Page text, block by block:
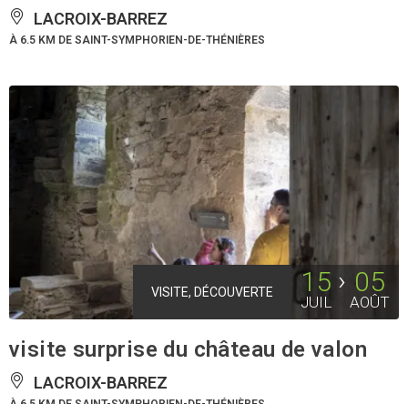
LACROIX-BARREZ
À 6.5 KM DE SAINT-SYMPHORIEN-DE-THÉNIÈRES
VISITE, DÉCOUVERTE 15
JUIL
05
AOÛT
visite surprise du château de valon
LACROIX-BARREZ